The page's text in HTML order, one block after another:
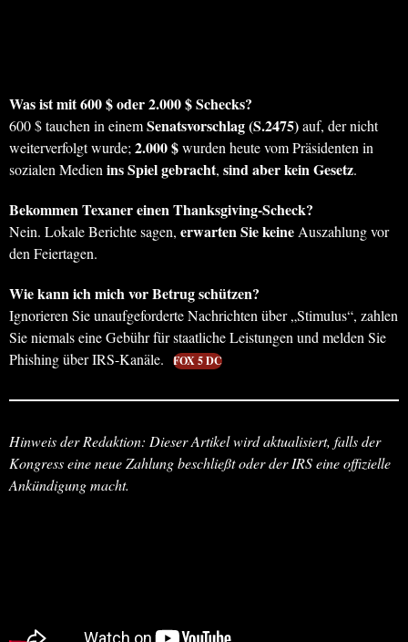
Was ist mit 600 $ oder 2.000 $ Schecks?
600 $ tauchen in einemSenatsvorschlag (S.2475)auf, der nicht
weiterverfolgt wurde;2.000 $wurden heute vom Präsidenten in
sozialen Medienins Spiel gebracht, sind aber kein Gesetz.
Bekommen Texaner einen Thanksgiving-Scheck?
Nein. Lokale Berichte sagen, erwarten Sie keineAuszahlung vor
den Feiertagen.
Wie kann ich mich vor Betrug schützen?
Ignorieren Sie unaufgeforderte Nachrichten über „Stimulus“, zahlen
Sie niemals eine Gebühr für staatliche Leistungen und melden Sie
Phishing über IRS-Kanäle.
FOX 5 DC
Hinweis der Redaktion: Dieser Artikel wird aktualisiert, falls der
Kongress eine neue Zahlung beschließt oder der IRS eine offizielle
Ankündigung macht.